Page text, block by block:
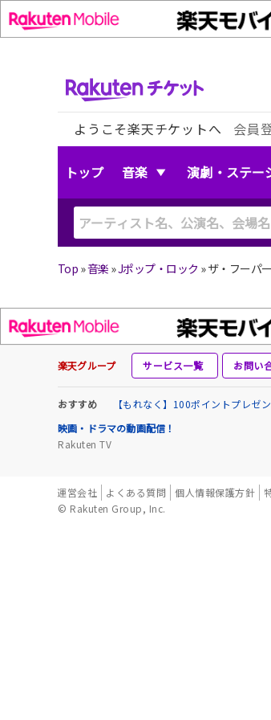
ようこそ楽天チケットへ 会員
トップ 音楽 演劇・ステー
Top »音楽 »Jポップ・ロック »ザ・フーパ
楽天グループ サービス一覧 お問い
おすすめ
【もれなく】100ポイントプレ
映画・ドラマの動画配信！
Rakuten TV
運営会社 よくある質問 個人情報保護方針
© Rakuten Group, Inc.